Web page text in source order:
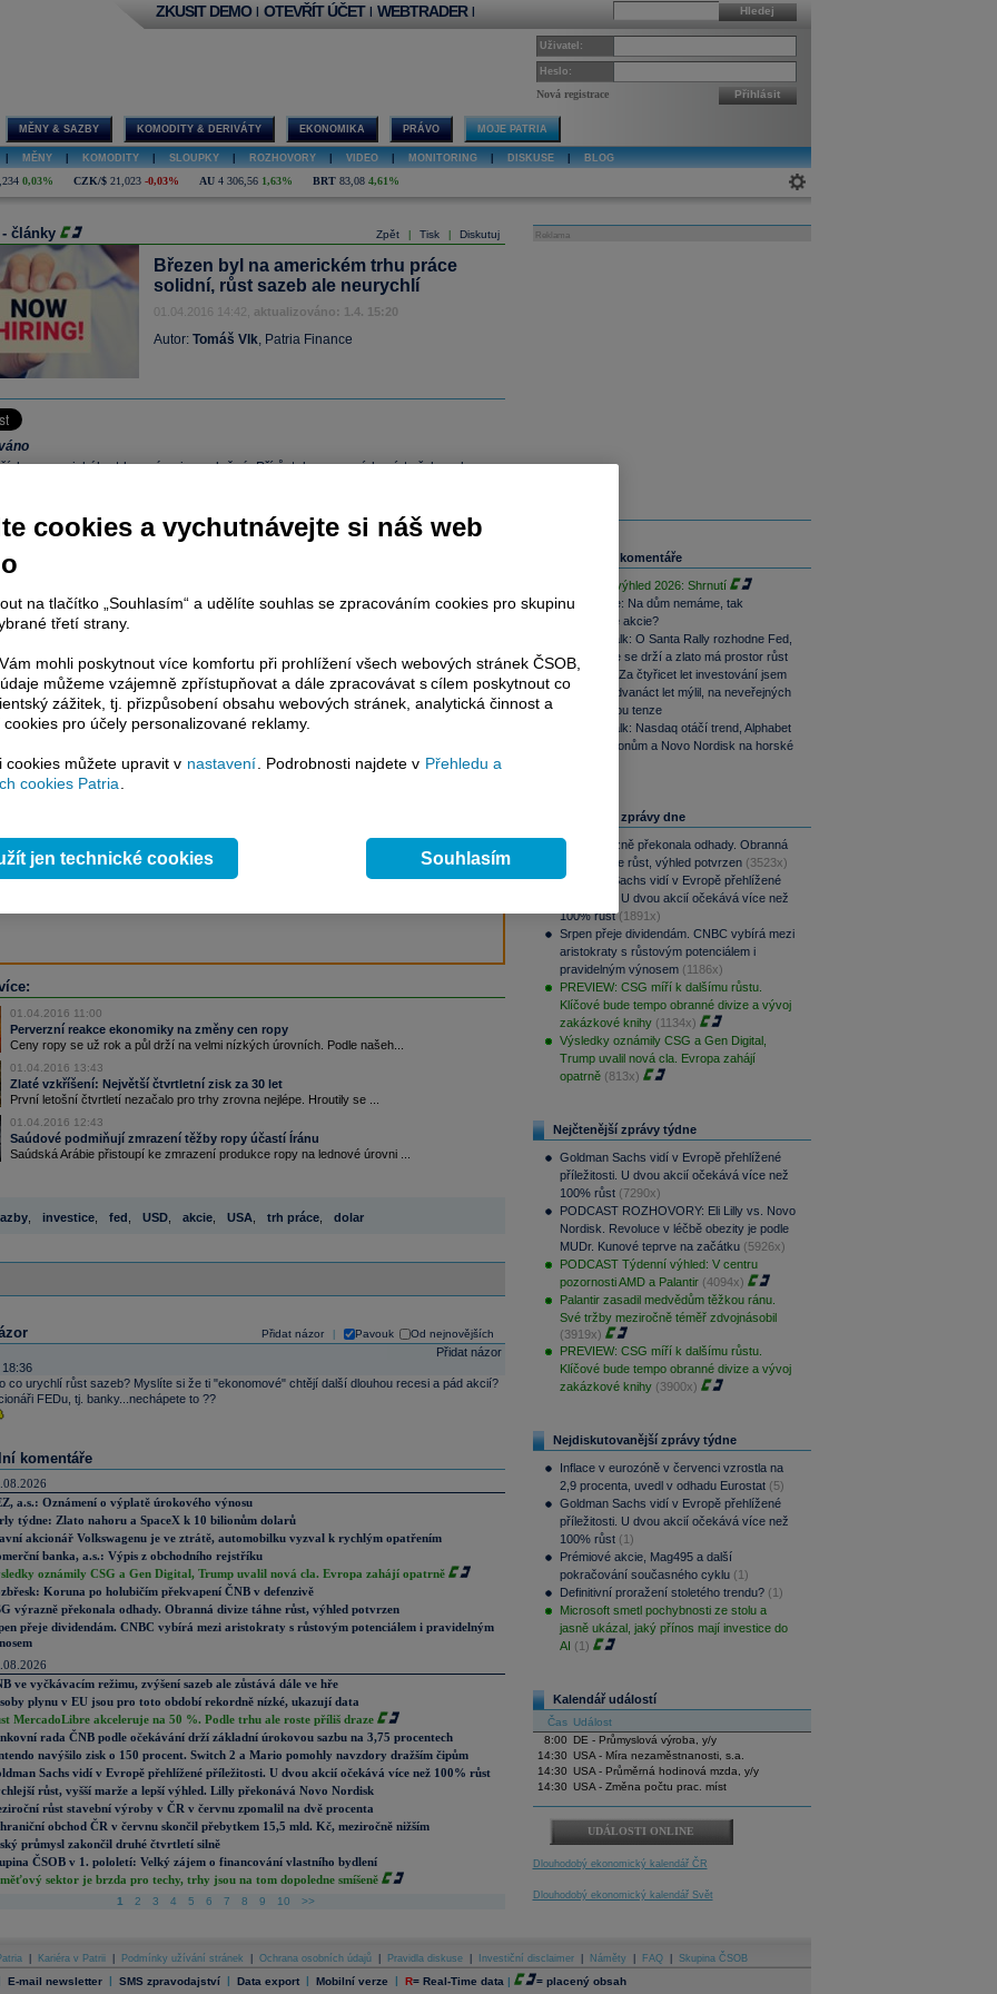
Hledej
ZKUSIT DEMO | OTEVŘÍT ÚČET | WEBTRADER |
Uživatel:
Heslo:
Nová registrace Přihlásit
MĚNY & SAZBY KOMODITY & DERIVÁTY EKONOMIKA PRÁVO MOJE PATRIA
MĚNY KOMODITY SLOUPKY ROZHOVORY VIDEO MONITORING DISKUSE BLOG
0,03% CZK/$ 21,023 -0,03% AU 4 306,56 1,63% BRT 83,08 4,61%
Zpět Tisk Diskutuj
- články
Březen byl na americkém trhu práce
solidní, růst sazeb ale neurychlí
01.04.2016 14:42, aktualizováno: 1.4. 15:20
Autor: Tomáš Vlk, Patria Finance
z amerického trhu práce jsou slušná. Přírůstek pracovních míst překonal
článku je dostupné jen klientům placených služeb Patria Plus
/
Pluspřípadně uživatelům platformy
placeného informačního servisu získáte
kekompletnímu zpravodajství
bez jakýchkoliv omezení. Veškeré
terminálovou metodou (bez nutnosti obnovovat stránku) bez
a v plné verzi.
e-mailové zpravodajství,
z finančních trhů v reálném čase, kompletní
servis
časových řad ke stažení,
01.04.2016 11:00
Perverzní reakce ekonomiky na změny cen ropy
Ceny ropy se už rok a půl drží na velmi nízkých úrovních. Podle našeh...
01.04.2016 13:43
Zlaté vzkříšení: Největší čtvrtletní zisk za 30 let
První letošní čtvrtletí nezačalo pro trhy zrovna nejlépe. Hroutily se ...
01.04.2016 12:43
Saúdové podmiňují zmrazení těžby ropy účastí Íránu
Saúdská Arábie přistoupí ke zmrazení produkce ropy na lednové úrovni ...
, investice, fed USD, akcie, USA trh práce, dolar
Přidat názor Pavouk Od nejnovějších
Přidat názor
co urychlí růst sazeb? Myslíte si že ti "ekonomové" chtějí další dlouhou recesi a pád akcií?
FEDu, tj. banky...nechápete to ??
komentáře
a.s.: Oznámení o výplatě úrokového výnosu
týdne: Zlato nahoru a SpaceX k 10 bilionům dolarů
akcionář Volkswagenu je ve ztrátě, automobilku vyzval k rychlým opatřením
banka, a.s.: Výpis z obchodního rejstříku
oznámily CSG a Gen Digital, Trump uvalil nová cla. Evropa zahájí opatrně
Koruna po holubičím překvapení ČNB v defenzivě
výrazně překonala odhady. Obranná divize táhne růst, výhled potvrzen
přeje dividendám. CNBC vybírá mezi aristokraty s růstovým potenciálem i pravidelným
ve vyčkávacím režimu, zvýšení sazeb ale zůstává dále ve hře
plynu v EU jsou pro toto období rekordně nízké, ukazují data
MercadoLibre akceleruje na 50 %. Podle trhu ale roste příliš draze
rada ČNB podle očekávání drží základní úrokovou sazbu na 3,75 procentech
navýšilo zisk o 150 procent. Switch 2 a Mario pomohly navzdory dražším čipům
Sachs vidí v Evropě přehlížené příležitosti. U dvou akcií očekává více než 100% růst
růst, vyšší marže a lepší výhled. Lilly překonává Novo Nordisk
růst stavební výroby v ČR v červnu zpomalil na dvě procenta
obchod ČR v červnu skončil přebytkem 15,5 mld. Kč, meziročně nižším
průmysl zakončil druhé čtvrtletí silně
ČSOB v 1. pololetí: Velký zájem o financování vlastního bydlení
sektor je brzda pro techy, trhy jsou na tom dopoledne smíšeně
1 2 3 4 5 6 7 8 9 10 >>
Reklama
Související komentáře
Investiční výhled 2026: Shrnutí
Perly týdne: Na dům nemáme, tak
nakoupíme akcie?
Traders Talk: O Santa Rally rozhodne Fed,
technologie se drží a zlato má prostor růst
Gundlach: Za čtyřicet let investování jsem
se vcelku dvanáct let mýlil, na neveřejných
trzích rostou tenze
Traders Talk: Nasdaq otáčí trend, Alphabet
míří k 4 bilionům a Novo Nordisk na horské
Nejčtenější zprávy dne
CSG výrazně překonala odhady. Obranná
divize táhne růst, výhled potvrzen (3523x)
Goldman Sachs vidí v Evropě přehlížené
příležitosti. U dvou akcií očekává více než
100% růst (1891x)
Srpen přeje dividendám. CNBC vybírá mezi
aristokraty s růstovým potenciálem i
pravidelným výnosem (1186x)
PREVIEW: CSG míří k dalšímu růstu.
Klíčové bude tempo obranné divize a vývoj
zakázkové knihy (1134x)
Výsledky oznámily CSG a Gen Digital,
Trump uvalil nová cla. Evropa zahájí
opatrně (813x)
Nejčtenější zprávy týdne
Goldman Sachs vidí v Evropě přehlížené
příležitosti. U dvou akcií očekává více než
100% růst (7290x)
PODCAST ROZHOVORY: Eli Lilly vs. Novo
Nordisk. Revoluce v léčbě obezity je podle
MUDr. Kunové teprve na začátku (5926x)
PODCAST Týdenní výhled: V centru
pozornosti AMD a Palantir (4094x)
Palantir zasadil medvědům těžkou ránu.
Své tržby meziročně téměř zdvojnásobil
(3919x)
PREVIEW: CSG míří k dalšímu růstu.
Klíčové bude tempo obranné divize a vývoj
zakázkové knihy (3900x)
Nejdiskutovanější zprávy týdne
Inflace v eurozóně v červenci vzrostla na
2,9 procenta, uvedl v odhadu Eurostat (5)
Goldman Sachs vidí v Evropě přehlížené
příležitosti. U dvou akcií očekává více než
100% růst (1)
Prémiové akcie, Mag495 a další
pokračování současného cyklu (1)
Definitivní proražení stoletého trendu? (1)
Microsoft smetl pochybnosti ze stolu a
jasně ukázal, jaký přínos mají investice do
AI (1)
Kalendář událostí
Čas Událost
8:00
DE - Průmyslová výroba, y/y
14:30 USA - Míra nezaměstnanosti, s.a.
14:30 USA - Průměrná hodinová mzda, y/y
14:30 USA - Změna počtu prac. míst
UDÁLOSTI ONLINE
Dlouhodobý ekonomický kalendář ČR
Dlouhodobý ekonomický kalendář Svět
Kariéra v Patrii Podmínky užívání stránek Ochrana osobních údajů Pravidla diskuse Investiční disclaimer Náměty FAQ Skupina ČSOB
E-mail newsletter | SMS zpravodajství | Data export | Mobilní verze | R= Real-Time data | = placený obsah
cookies a vychutnávejte si náš web
na tlačítko „Souhlasím“ a udělíte souhlas se zpracováním cookies pro skupinu
třetí strany.
mohli poskytnout více komfortu při prohlížení všech webových stránek ČSOB,
můžeme vzájemně zpřístupňovat a dále zpracovávat s cílem poskytnout co
zážitek, tj. přizpůsobení obsahu webových stránek, analytická činnost a
pro účely personalizované reklamy.
cookies můžete upravit v nastavení. Podrobnosti najdete v Přehledu a
cookies Patria.
jen technické cookies Souhlasím